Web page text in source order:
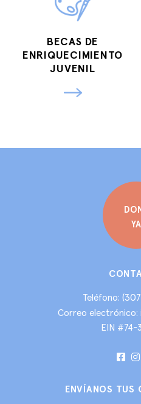
BECAS DE
ENRIQUECIMIENTO
JUVENIL
YA
Teléfono:
Correo electrónico:
EIN #74-
ENVÍANOS TUS